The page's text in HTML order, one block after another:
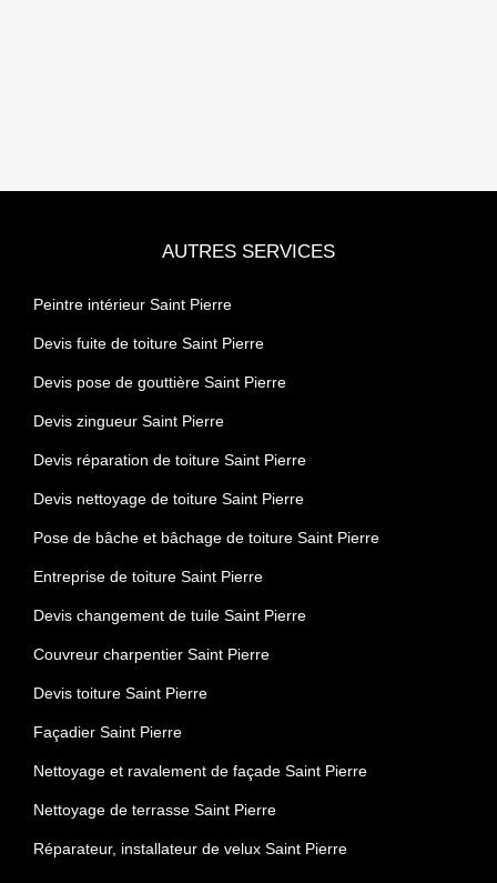
AUTRES SERVICES
Peintre intérieur Saint Pierre
Devis fuite de toiture Saint Pierre
Devis pose de gouttière Saint Pierre
Devis zingueur Saint Pierre
Devis réparation de toiture Saint Pierre
Devis nettoyage de toiture Saint Pierre
Pose de bâche et bâchage de toiture Saint Pierre
Entreprise de toiture Saint Pierre
Devis changement de tuile Saint Pierre
Couvreur charpentier Saint Pierre
Devis toiture Saint Pierre
Façadier Saint Pierre
Nettoyage et ravalement de façade Saint Pierre
Nettoyage de terrasse Saint Pierre
Réparateur, installateur de velux Saint Pierre